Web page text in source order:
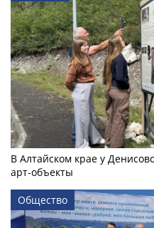
В Алтайском крае у
арт-объекты
Общество